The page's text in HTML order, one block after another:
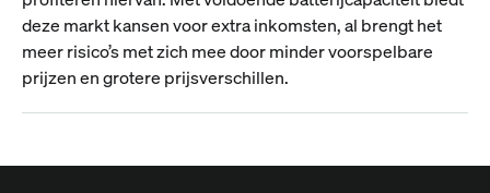
deze markt kansen voor extra inkomsten, al brengt het
meer risico’s met zich mee door minder voorspelbare
prijzen en grotere prijsverschillen.